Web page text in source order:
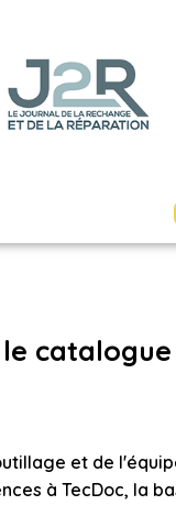
catalogue
et de
à TecDoc, la